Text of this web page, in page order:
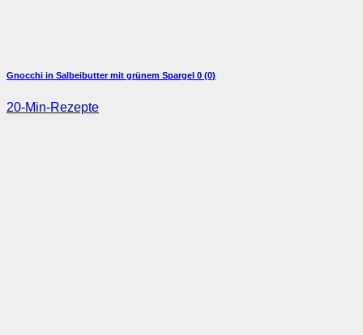
Gnocchi in Salbeibutter mit grünem Spargel 0 (0)
20-Min-Rezepte